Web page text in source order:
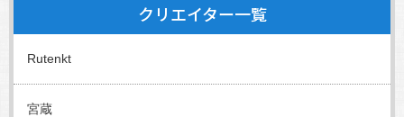
クリエイター一覧
Rutenkt
宮蔵